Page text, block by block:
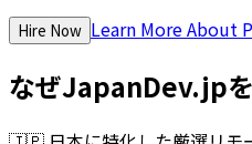
Hire Now Learn More About
なぜJapanDev.jp